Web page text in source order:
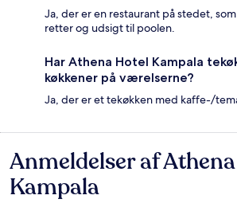
Ja, der er en restaurant på stedet,
retter og udsigt til poolen.
Har Athena Hotel Kampala
køkkener på værelserne?
Ja, der er et tekøkken med kaffe-/
Anmeldelser
Anmeldelser af
Kampala